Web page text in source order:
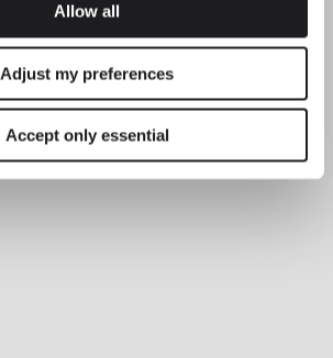
Allow all
Adjust my preferences
Accept only essential